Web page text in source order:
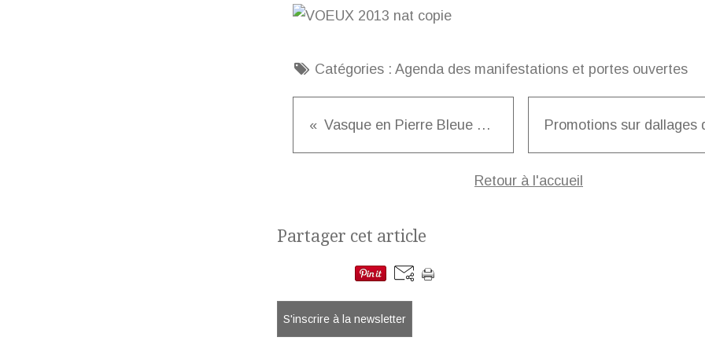
Catégories :Agenda des manifestations et portes ouvertes
Vasque en Pierre Bleue de Soignies
Retour à l'accueil
Partager cet article
S'inscrire à la newsletter